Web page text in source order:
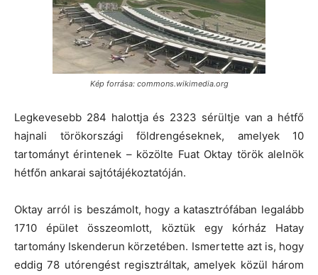
Kép forrása: commons.wikimedia.org
Legkevesebb 284 halottja és 2323 sérültje van a hétfő
hajnali törökországi földrengéseknek, amelyek 10
tartományt érintenek – közölte Fuat Oktay török alelnök
hétfőn ankarai sajtótájékoztatóján.
Oktay arról is beszámolt, hogy a katasztrófában legalább
1710 épület összeomlott, köztük egy kórház Hatay
tartomány Iskenderun körzetében. Ismertette azt is, hogy
eddig 78 utórengést regisztráltak, amelyek közül három